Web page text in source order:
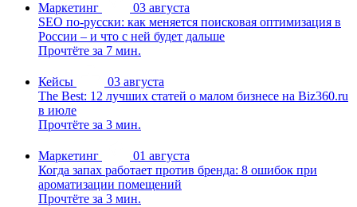
Маркетинг
03 августа
SEO по-русски: как меняется поисковая оптимизация в
России – и что с ней будет дальше
Прочтёте за 7 мин.
Кейсы
03 августа
The Best: 12 лучших статей о малом бизнесе на Biz360.ru
в июле
Прочтёте за 3 мин.
Маркетинг
01 августа
Когда запах работает против бренда: 8 ошибок при
ароматизации помещений
Прочтёте за 3 мин.